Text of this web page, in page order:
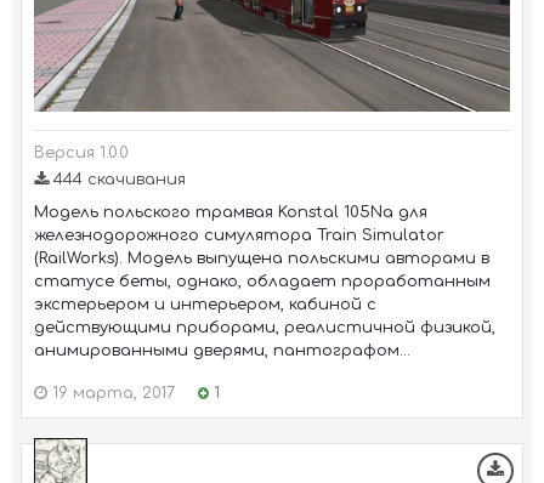
Версия 1.0.0
444 скачивания
Модель польского трамвая Konstal 105Na для
железнодорожного симулятора Train Simulator
(RailWorks). Модель выпущена польскими авторами в
статусе беты, однако, обладает проработанным
экстерьером и интерьером, кабиной с
действующими приборами, реалистичной физикой,
анимированными дверями, пантографом...
19 марта, 2017 1